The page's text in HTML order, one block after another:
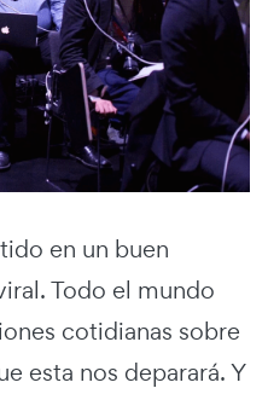
en un buen
Todo el mundo
cotidianas sobre
esta nos deparará. Y